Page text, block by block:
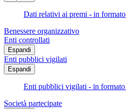
Dati relativi ai premi - in
Benessere organizzativo
Enti controllati
Espandi
Enti pubblici vigilati
Espandi
Enti pubblici vigilati - in formato
Società partecipate